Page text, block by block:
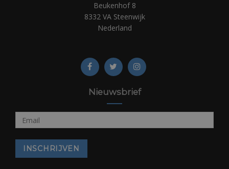
Beukenhof 8
8332 VA Steenwijk
Nederland
Nieuwsbrief